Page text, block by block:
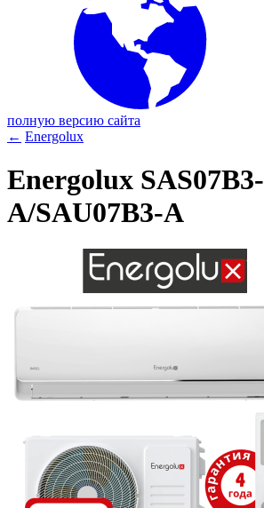
полную версию сайта
← Energolux
Energolux SAS07B3-
A/SAU07B3-A